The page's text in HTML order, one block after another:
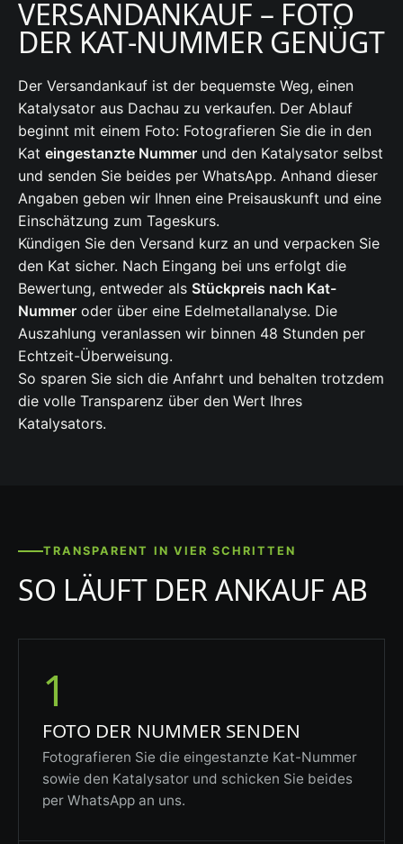
VERSANDANKAUF – FOTO
DER KAT-NUMMER GENÜGT
Der Versandankauf ist der bequemste Weg, einen
Katalysator aus Dachau zu verkaufen. Der Ablauf
beginnt mit einem Foto: Fotografieren Sie die in den
Kat eingestanzte Nummer und den Katalysator selbst
und senden Sie beides per WhatsApp. Anhand dieser
Angaben geben wir Ihnen eine Preisauskunft und eine
Einschätzung zum Tageskurs.
Kündigen Sie den Versand kurz an und verpacken Sie
den Kat sicher. Nach Eingang bei uns erfolgt die
Bewertung, entweder als Stückpreis nach Kat-
Nummer oder über eine Edelmetallanalyse. Die
Auszahlung veranlassen wir binnen 48 Stunden per
Echtzeit-Überweisung.
So sparen Sie sich die Anfahrt und behalten trotzdem
die volle Transparenz über den Wert Ihres
Katalysators.
TRANSPARENT IN VIER SCHRITTEN
SO LÄUFT DER ANKAUF AB
1
FOTO DER NUMMER SENDEN
Fotografieren Sie die eingestanzte Kat-Nummer
sowie den Katalysator und schicken Sie beides
per WhatsApp an uns.